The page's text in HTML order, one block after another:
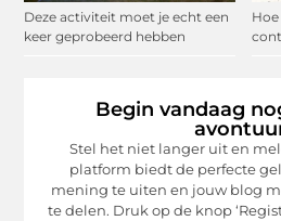
Deze activiteit moet je echt een
keer geprobeerd hebben
Begin vandaag
Stel het niet langer uit en
platform biedt de perfecte
mening te uiten en jouw blog
te delen. Druk op de knop